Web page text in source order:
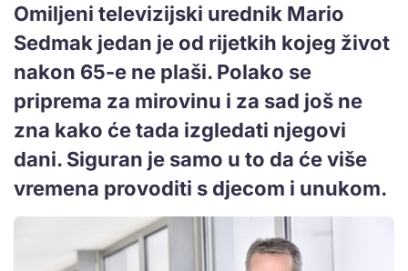
Omiljeni televizijski urednik Mario
Sedmak jedan je od rijetkih kojeg život
nakon 65-e ne plaši. Polako se
priprema za mirovinu i za sad još ne
zna kako će tada izgledati njegovi
dani. Siguran je samo u to da će više
vremena provoditi s djecom i unukom.